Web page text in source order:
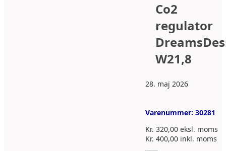
Co2
regulator
W21,8
28. maj 2026
Varenummer: 30281
Kr. 320,00 eksl. moms
Kr. 400,00 inkl. moms